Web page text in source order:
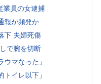
業員の女逮捕
報が頻発か
下 夫婦死傷
で腕を切断
ウマなった」
トイレ以下」